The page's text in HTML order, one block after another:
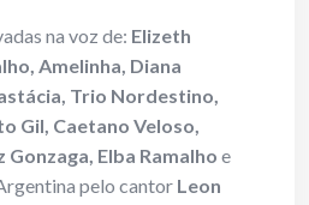
na voz de: Elizeth
Amelinha, Diana
Trio Nordestino,
Gil, Caetano Veloso,
Elba Ramalho e
pelo cantor Leon